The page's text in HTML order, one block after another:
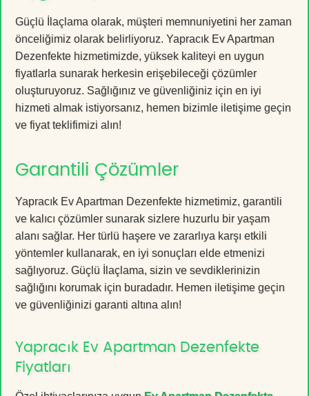
Güçlü İlaçlama olarak, müşteri memnuniyetini her zaman
önceliğimiz olarak belirliyoruz. Yapracık Ev Apartman
Dezenfekte hizmetimizde, yüksek kaliteyi en uygun
fiyatlarla sunarak herkesin erişebileceği çözümler
oluşturuyoruz. Sağlığınız ve güvenliğiniz için en iyi
hizmeti almak istiyorsanız, hemen bizimle iletişime geçin
ve fiyat teklifimizi alın!
Garantili Çözümler
Yapracık Ev Apartman Dezenfekte hizmetimiz, garantili
ve kalıcı çözümler sunarak sizlere huzurlu bir yaşam
alanı sağlar. Her türlü haşere ve zararlıya karşı etkili
yöntemler kullanarak, en iyi sonuçları elde etmenizi
sağlıyoruz. Güçlü İlaçlama, sizin ve sevdiklerinizin
sağlığını korumak için buradadır. Hemen iletişime geçin
ve güvenliğinizi garanti altına alın!
Yapracık Ev Apartman Dezenfekte
Fiyatları